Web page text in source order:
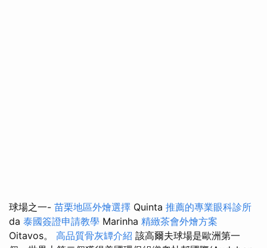
球場之一- 苗栗地區外燴選擇 Quinta 推薦的專業眼科診所
da 泰國簽證申請教學 Marinha 精緻茶會外燴方案
Oitavos。 高品質骨灰罈介紹 該高爾夫球場是歐洲第一